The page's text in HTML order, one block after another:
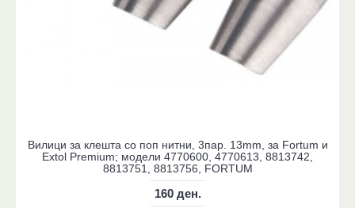
Вилици за клешта со поп нитни, 3пар. 13mm, за Fortum и
Extol Premium; модели 4770600, 4770613, 8813742,
8813751, 8813756, FORTUM
160 ден.